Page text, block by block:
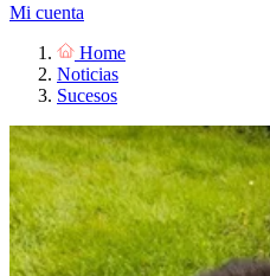
Mi cuenta
Home
Noticias
Sucesos